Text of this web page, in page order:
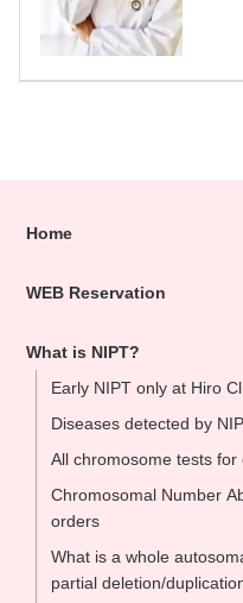
Home
WEB Reservation
What is NIPT?
Early NIPT only at Hiro
Diseases detected by
All chromosome tests
Chromosomal Number
orders
What is a whole
partial deletion/